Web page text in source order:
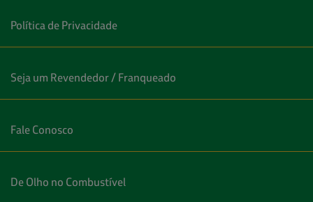
Política de Privacidade
Seja um Revendedor / Franqueado
Fale Conosco
De Olho no Combustível